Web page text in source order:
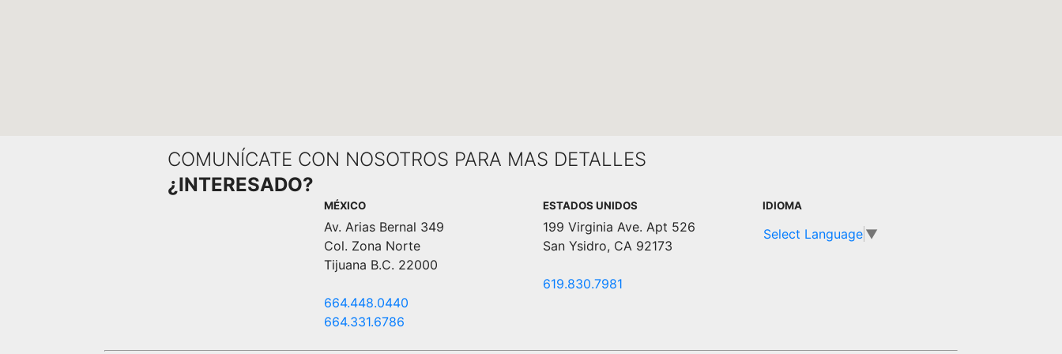
COMUNÍCATE CON NOSOTROS PARA MAS DETALLES
¿INTERESADO?
MÉXICO
Av. Arias Bernal 349
Col. Zona Norte
Tijuana B.C. 22000
664.448.0440
664.331.6786
ESTADOS UNIDOS
199 Virginia Ave. Apt 526
San Ysidro, CA 92173
619.830.7981
IDIOMA
Select Language ▼